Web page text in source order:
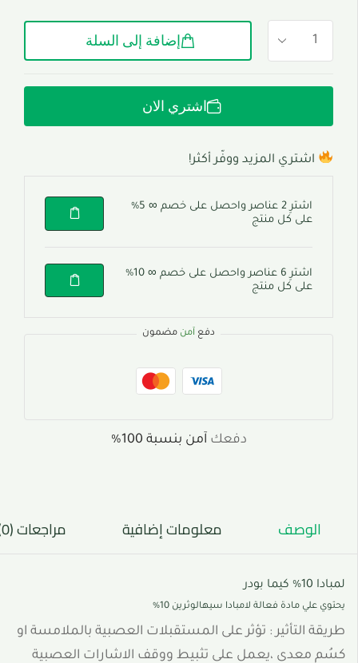
إضافة إلى السلة
اشتري الان
اشتري المزيد ووفّر أكثر!
اشترِ 2 عناصر واحصل على خصم ∞ 5%
على كل منتج
اشترِ 6 عناصر واحصل على خصم ∞ 10%
على كل منتج
دفع آمن مضمون
دفعك آمن بنسبة 100%
الوصف معلومات إضافية مراجعات (0)
لمبادا 10% كيما بودر
يحتوي علي مادة فعالة لامبادا سيهالوثرين 10% ؜
طريقة التأثير : تؤثر على المستقبلات العصبية بالملامسة او
كسُم معدى ،يعمل على تثبيط ووقف الاشارات العصبية